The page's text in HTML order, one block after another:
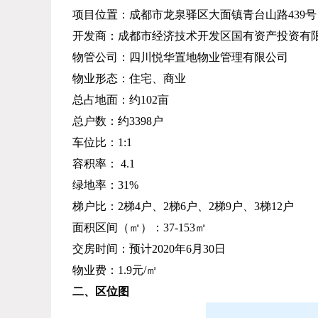
项目位置： 成都市龙泉驿区大面镇青台山路439号
开发商：成都市经济技术开发区国有资产投资有
物管公司：四川悦华置地物业管理有限公司
物业形态： 住宅、商业
总占地面： 约102亩
总户数：约3398户
车位比：1:1
容积率： 4.1
绿地率 ：31%
梯户比： 2梯4户、2梯6户、2梯9户、3梯12户
面积区间（㎡）：37-153㎡
交房时间：预计2020年6月30日
物业费：1.9元/㎡
二、区位图